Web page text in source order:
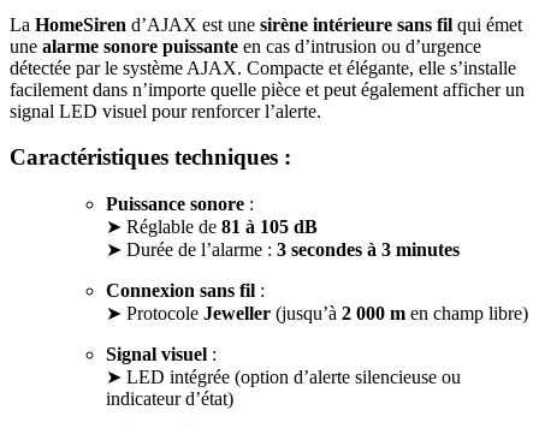
La HomeSiren d’AJAX est une sirène intérieure sans fil qui émet
une alarme sonore puissante en cas d’intrusion ou d’urgence
détectée par le système AJAX. Compacte et élégante, elle s’installe
facilement dans n’importe quelle pièce et peut également afficher un
signal LED visuel pour renforcer l’alerte.
Caractéristiques techniques :
Puissance sonore :
➤ Réglable de 81 à 105 dB
➤ Durée de l’alarme : 3 secondes à 3 minutes
Connexion sans fil :
➤ Protocole Jeweller (jusqu’à 2 000 m en champ libre)
Signal visuel :
➤ LED intégrée (option d’alerte silencieuse ou
indicateur d’état)